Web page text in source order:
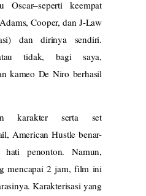
Oscar–seperti keempat
Cooper, dan J-Law
dan dirinya sendiri.
tidak, bagi saya,
kameo De Niro berhasil
karakter serta set
American Hustle benar-
hati penonton. Namun,
mencapai 2 jam, film ini
Karakterisasi yang